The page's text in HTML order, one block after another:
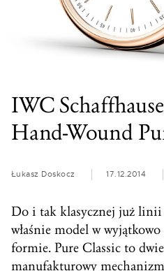
IWC
Hand-Wound
Łukasz Doskocz 17.12.2014
Do i tak klasycznej już linii
właśnie model w
formie. Pure Classic to
manufakturowy